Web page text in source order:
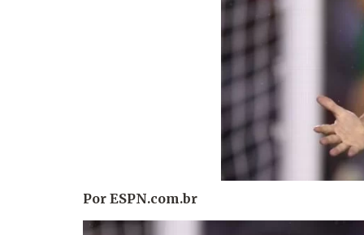
Por